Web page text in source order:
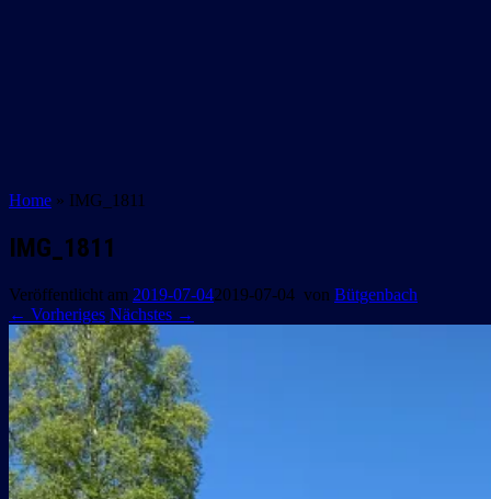
Home » IMG_1811
IMG_1811
Veröffentlicht am 2019-07-042019-07-04 von Bütgenbach
← Vorheriges Nächstes →